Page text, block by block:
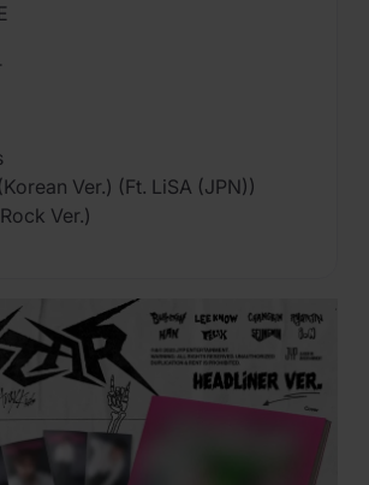
Ver.) (Ft. LiSA (JPN))
Ver.)